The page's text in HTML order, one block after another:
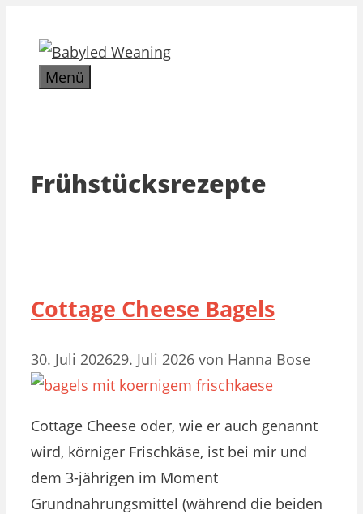
Inhalt
springenMenü
Frühstücksrezepte
Cottage Cheese Bagels
30. Juli 202629. Juli 2026 von Hanna Bose
Cottage Cheese oder, wie er auch genannt
wird, körniger Frischkäse, ist bei mir und
dem 3-jährigen im Moment
Grundnahrungsmittel (während die beiden